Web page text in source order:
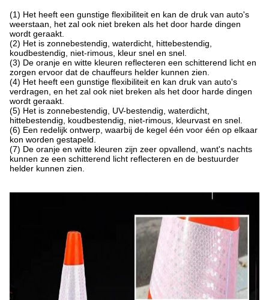
(1) Het heeft een gunstige flexibiliteit en kan de druk van auto's
weerstaan, het zal ook niet breken als het door harde dingen
wordt geraakt.
(2) Het is zonnebestendig, waterdicht, hittebestendig,
koudbestendig, niet-rimous, kleur snel en snel.
(3) De oranje en witte kleuren reflecteren een schitterend licht en
zorgen ervoor dat de chauffeurs helder kunnen zien.
(4) Het heeft een gunstige flexibiliteit en kan druk van auto's
verdragen, en het zal ook niet breken als het door harde dingen
wordt geraakt.
(5) Het is zonnebestendig, UV-bestendig, waterdicht,
hittebestendig, koudbestendig, niet-rimous, kleurvast en snel.
(6) Een redelijk ontwerp, waarbij de kegel één voor één op elkaar
kon worden gestapeld.
(7) De oranje en witte kleuren zijn zeer opvallend, want's nachts
kunnen ze een schitterend licht reflecteren en de bestuurder
helder kunnen zien.